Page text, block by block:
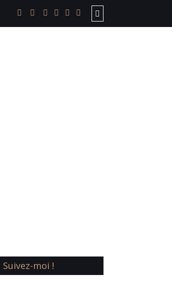
Suivez-moi !